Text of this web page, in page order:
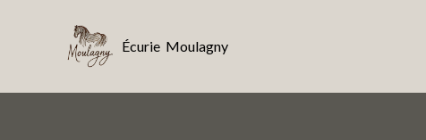
Écurie Moulagny